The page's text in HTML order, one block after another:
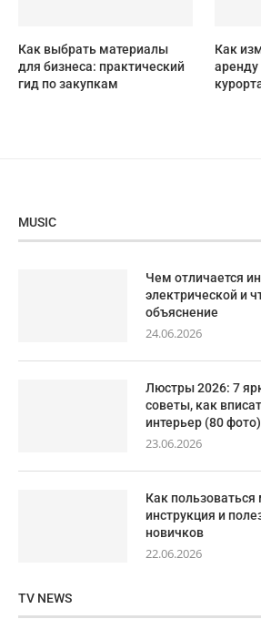
Как выбрать материалы
для бизнеса: практический
гид по закупкам
Как
MUSIC
Чем отличается
электрической и
объяснение
24.06.2026
Люстры 2026: 7
советы, как
интерьер (80 фото)
23.06.2026
Как
инструкция и
новичков
22.06.2026
TV NEWS